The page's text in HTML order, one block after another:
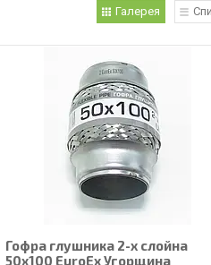
Галерея
Гофра глушника 2-х слойна
50x100 EuroEx Угорщина